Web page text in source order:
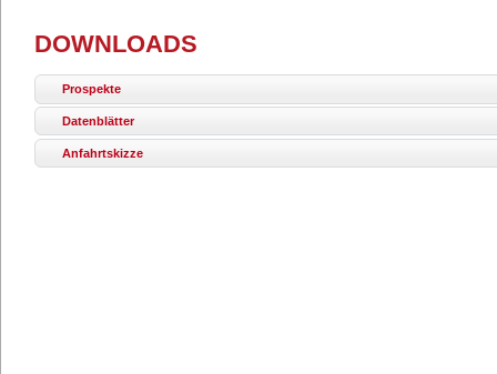
DOWNLOADS
Prospekte
Datenblätter
Anfahrtskizze